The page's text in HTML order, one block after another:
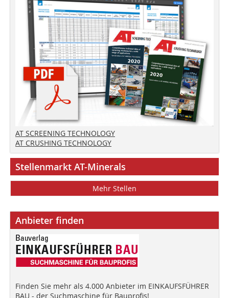
AT SCREENING TECHNOLOGY
AT CRUSHING TECHNOLOGY
Stellenmarkt AT-Minerals
Mehr Stellen
Anbieter finden
Finden Sie mehr als 4.000 Anbieter im EINKAUFSFÜHRER
BAU - der Suchmaschine für Bauprofis!